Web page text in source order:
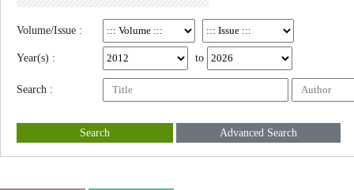
Volume/Issue :
Year(s) : to
Search :
Search Advanced Search